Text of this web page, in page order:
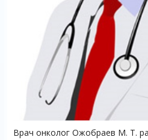
Врач онколог Ожобраев М. Т.